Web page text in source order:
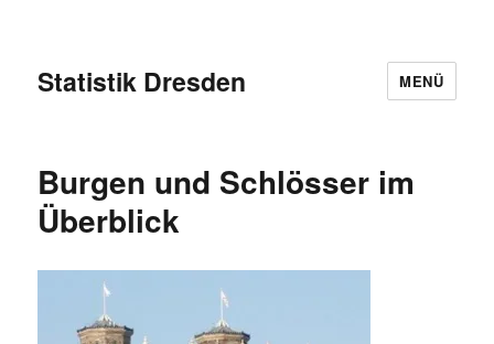
Statistik Dresden MENÜ
Burgen und Schlösser im
Überblick